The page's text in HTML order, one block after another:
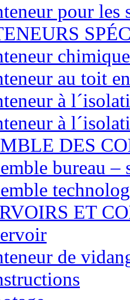
pour les
chimique
au toit
à
à
DES
bureau –
ET
de